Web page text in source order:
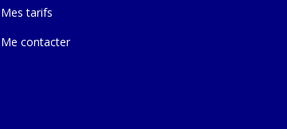
Mes tarifs
Me contacter